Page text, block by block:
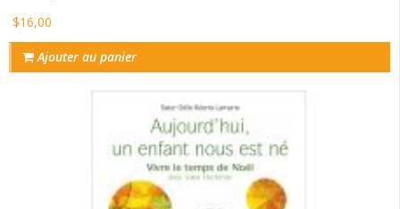
$16,00
Ajouter au panier